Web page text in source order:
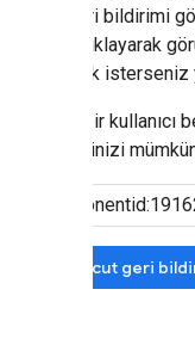
aynı geri bildirimi
yıldızı
eklemek
Başka bir
bildiriminizi
Mevcut geri